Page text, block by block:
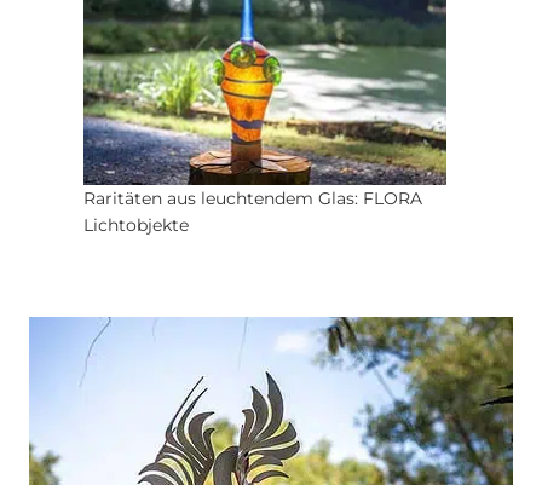
Raritäten aus leuchtendem Glas: FLORA
Lichtobjekte